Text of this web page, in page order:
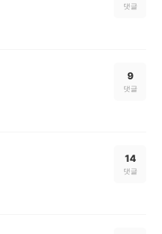
댓글
9
댓글
14
댓글